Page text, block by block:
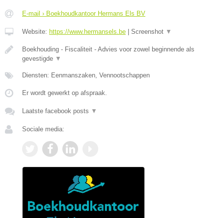
E-mail › Boekhoudkantoor Hermans Els BV
Website: https://www.hermansels.be Screenshot ▼
Boekhouding - Fiscaliteit - Advies voor zowel beginnende als
gevestigde ▼
Diensten: Eenmanszaken, Vennootschappen
Er wordt gewerkt op afspraak.
Laatste facebook posts ▼
Sociale media: